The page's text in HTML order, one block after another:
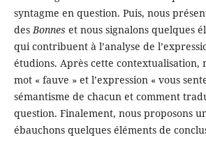
syntagme en question. Puis, nous
des Bonnes et nous signalons quelques
qui contribuent à l’analyse de
étudions. Après cette contextualisation,
mot « fauve » et l’expression « vous
sémantisme de chacun et comment
question. Finalement, nous proposons
ébauchons quelques éléments de